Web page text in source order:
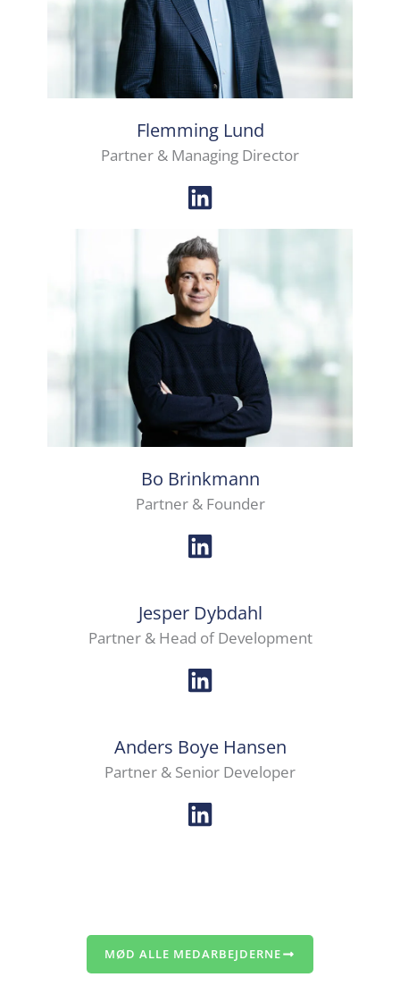
Flemming Lund
Partner & Managing Director
Bo Brinkmann
Partner & Founder
Jesper Dybdahl
Partner & Head of Development
Anders Boye Hansen
Partner & Senior Developer
MØD ALLE MEDARBEJDERNE